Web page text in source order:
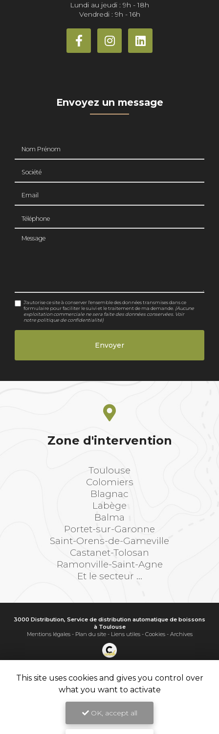
Lundi au jeudi : 9h - 18h
Vendredi : 9h - 16h
Envoyez un message
Message
J'autorise ce site à conserver l'ensemble des données transmises dans ce
formulaire pour faciliter le suivi et le traitement de ma demande. (Aucune
exploitation commerciale ne sera faite des données conservées. Voir
notre politique de confidentialité)
Zone d'intervention
Toulouse
Colomiers
Blagnac
Labège
Balma
Portet-sur-Garonne
Saint-Orens-de-Gameville
Castanet-Tolosan
Ramonville-Saint-Agne
Et le secteur ...
3000 Distribution, Service de distribution automatique de boissons
à Toulouse
Mentions légales- Plan du site- Liens utiles- Cookies- Archives
Demande de Devis
Secteur- En savoir +
Sitemap
9.8/10
This site uses cookies and gives you control over
what you want to activate
OK, accept all